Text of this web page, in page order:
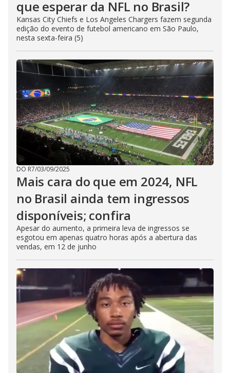
que esperar da NFL no Brasil?
Kansas City Chiefs e Los Angeles Chargers fazem segunda
edição do evento de futebol americano em São Paulo,
nesta sexta-feira (5)
DO R7/03/09/2025
Mais cara do que em 2024, NFL
no Brasil ainda tem ingressos
disponíveis; confira
Apesar do aumento, a primeira leva de ingressos se
esgotou em apenas quatro horas após a abertura das
vendas, em 12 de junho